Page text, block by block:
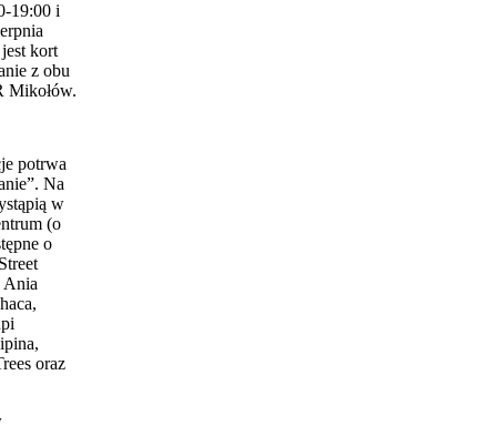
19:00 i
kort
z obu
Mikołów.
potrwa
Na
w
(o
o
Ania
oraz